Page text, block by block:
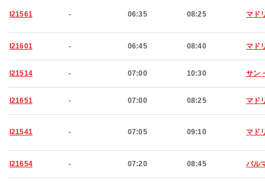
I21561 - 06:35 08:25 マド
I21601 - 06:45 08:40 マド
I21514 - 07:00 10:30 サン
I21651 - 07:00 08:25 マド
I21541 - 07:05 09:10 マド
I21654 - 07:20 08:45 パル